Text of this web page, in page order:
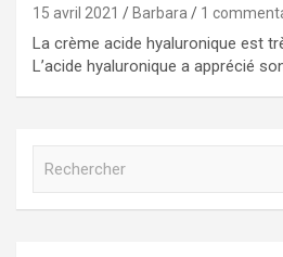
15 avril 2021 Barbara 1
La crème acide hyaluronique est
L’acide hyaluronique a apprécié